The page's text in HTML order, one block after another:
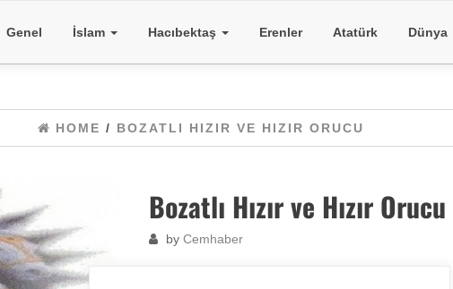
Genel İslam Hacıbektaş Erenler Atatürk Dünya
HOME / BOZATLI HIZIR VE HIZIR ORUCU
Bozatlı Hızır ve Hızır Orucu
by Cemhaber